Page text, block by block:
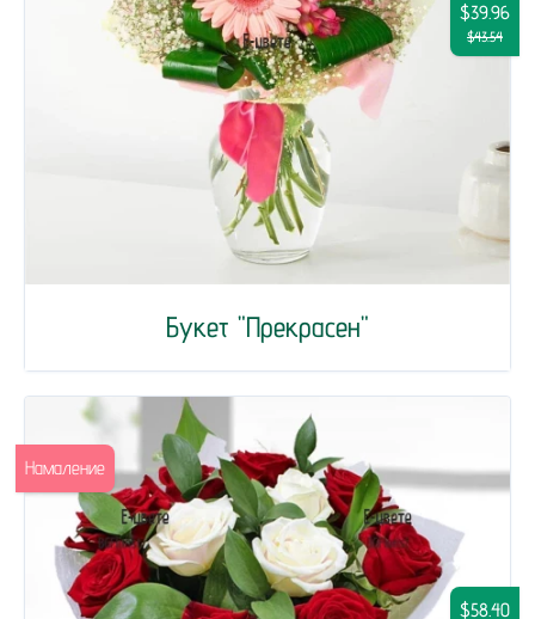
Букет "Прекрасен"
$39.96
$43.54
$58.40
Намаление